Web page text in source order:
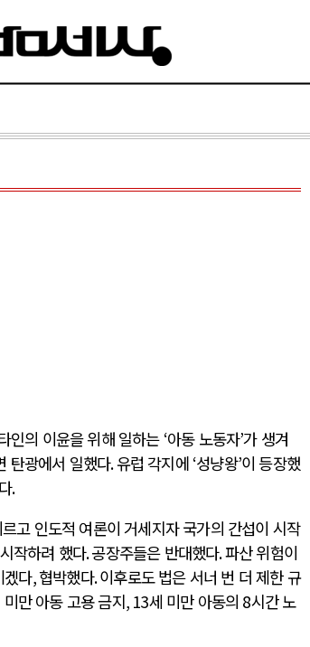
인의 이윤을 위해 일하는 ‘아동 노동자’가 생겨
탄광에서 일했다.유럽 각지에 ‘성냥왕’이 등장했
.
고 인도적 여론이 거세지자 국가의 간섭이 시작
작하려 했다.공장주들은 반대했다.파산 위험이
겠다,협박했다.이후로도 법은 서너 번 더 제한 규
미만 아동 고용 금지, 13세 미만 아동의 8시간 노
의 추상화: 우크라이나, 대리전의 역..
크라이나 드론 협력 직후, 러시아..